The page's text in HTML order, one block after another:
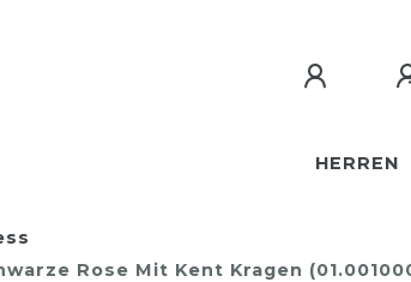
HERREN
Rose Mit Kent Kragen